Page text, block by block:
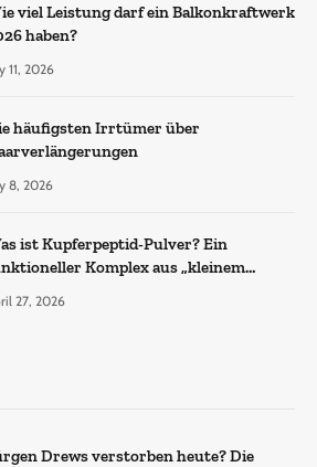
viel Leistung darf ein Balkonkraftwerk
haben?
11, 2026
häufigsten Irrtümer über
8, 2026
ist Kupferpeptid-Pulver? Ein
Komplex aus „kleinem
27, 2026
Drews verstorben heute? Die